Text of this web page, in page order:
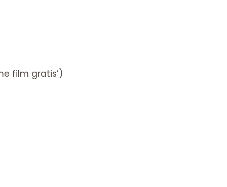
film gratis’)